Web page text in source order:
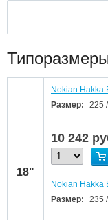
18"
Nokian Hakka
Размер:
225
10 242
Nokian Hakka
Размер:
235